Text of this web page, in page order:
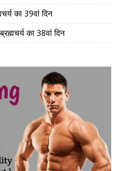
का 39वां दिन
का 38वां दिन